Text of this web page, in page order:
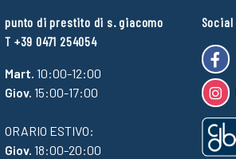
punto di prestito di s. giacomo
T +39 0471 254054
Mart. 10:00-12:00
Giov. 15:00-17:00
ORARIO ESTIVO:
Giov. 18:00-20:00
Social